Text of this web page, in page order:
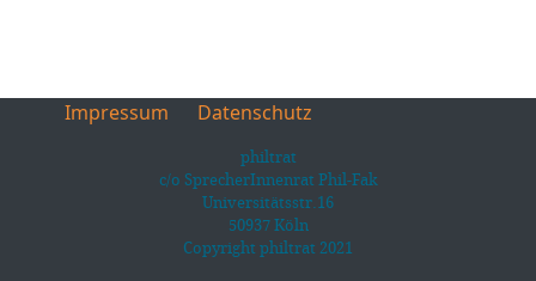
Impressum Datenschutz
philtrat
c/o SprecherInnenrat Phil-Fak
Universitätsstr.16
50937 Köln
Copyright philtrat 2021